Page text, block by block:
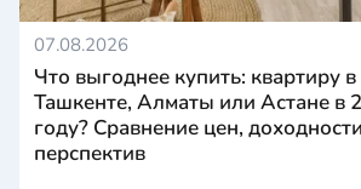
07.08.2026
Что выгоднее купить: квартиру в
Ташкенте, Алматы или Астане в
году? Сравнение цен,
перспектив